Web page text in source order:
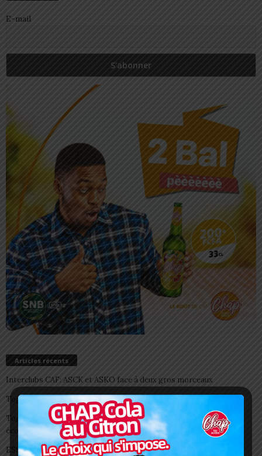
E-mail
Articles récents
Interclubs CAF: ASCK et ASKO face à deux gros morceaux
Togo/ Boissons énergisantes: l’État tire la sonnette d’alarme
Togo/ Rentrée scolaire 2026-2027: consultez la liste officielle des
écoles autorisées
ESSAL 2026 : les admissibles convoqués pour la visite médicale à